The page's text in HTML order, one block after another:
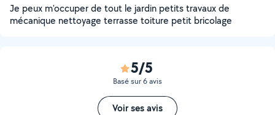
Je peux m'occuper de tout le jardin petits travaux de
mécanique nettoyage terrasse toiture petit bricolage
5/5
Basé sur 6 avis
Voir ses avis